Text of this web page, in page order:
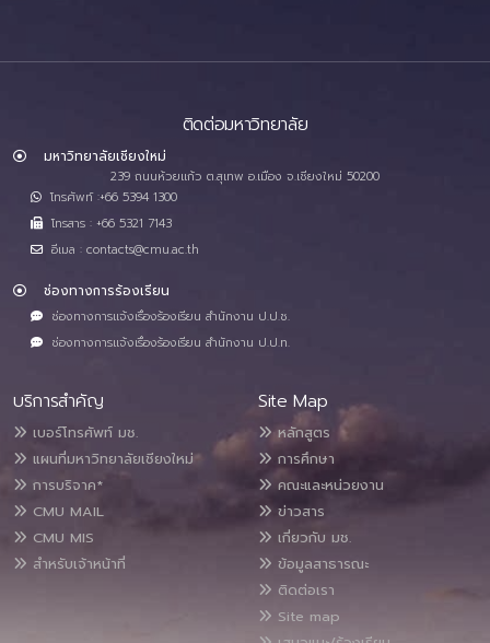
ติดต่อมหาวิทยาลัย
มหาวิทยาลัยเชียงใหม่
239 ถนนห้วยแก้ว ต.สุเทพ อ.เมือง จ.เชียงใหม่ 50200
โทรศัพท์ :+66 5394 1300
โทรสาร : +66 5321 7143
อีเมล : contacts@cmu.ac.th
ช่องทางการร้องเรียน
ช่องทางการแจ้งเรื่องร้องเรียน สำนักงาน ป.ป.ช.
ช่องทางการแจ้งเรื่องร้องเรียน สำนักงาน ป.ป.ท.
บริการสำคัญ
เบอร์โทรศัพท์ มช.
แผนที่มหาวิทยาลัยเชียงใหม่
การบริจาค*
CMU MAIL
CMU MIS
สำหรับเจ้าหน้าที่
Site Map
หลักสูตร
การศึกษา
คณะและหน่วยงาน
ข่าวสาร
เกี่ยวกับ มช.
ข้อมูลสาธารณะ
ติดต่อเรา
Site map